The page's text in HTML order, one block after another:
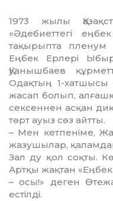
1973 жылы
«Әдебиеттегі
тақырыпта пленум
Еңбек Ерлері
Қуаныш­баев
Одақтың 1-
жасап болып,
сексен­нен асқан
төрт ауыз сөз айтты.
– Мен кетпеніме,
жазушылар,
Зал ду қол соқты.
Артқы жақтан
– осы!» деген
естілді.